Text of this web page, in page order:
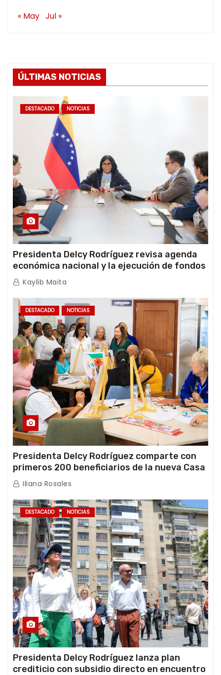
« May Jul »
ÚLTIMAS NOTICIAS
DESTACADO NOTICIAS
Presidenta Delcy Rodríguez revisa agenda
económica nacional y la ejecución de fondos
de emergencia post-sismos
Kaylib Maita
DESTACADO NOTICIAS
Presidenta Delcy Rodríguez comparte con
primeros 200 beneficiarios de la nueva Casa
de los Abuelos “La Primavera” en Caracas
Iliana Rosales
DESTACADO NOTICIAS
Presidenta Delcy Rodríguez lanza plan
crediticio con subsidio directo en encuentro